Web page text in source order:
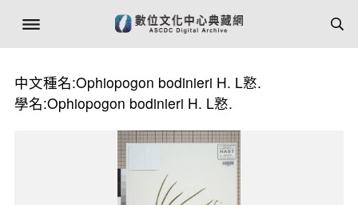
中文種名:Ophiopogon bodinieri H. L憝.
學名:Ophiopogon bodinieri H. L憝.